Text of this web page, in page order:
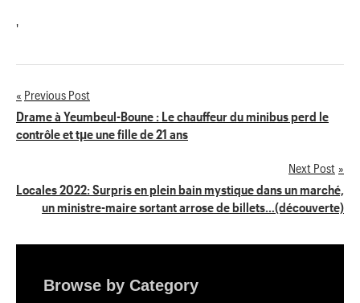
'
Navigation
de
Previous Post
Drame à Yeumbeul-Boune : Le chauffeur du minibus perd le
contrôle et tµe une fille de 21 ans
Next Post
Locales 2022: Surpris en plein bain mystique dans un marché,
un ministre-maire sortant arrose de billets…(découverte)
Browse by Category